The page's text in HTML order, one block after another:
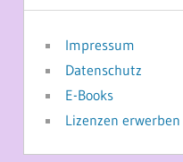
Impressum
Datenschutz
E-Books
Lizenzen erwerben